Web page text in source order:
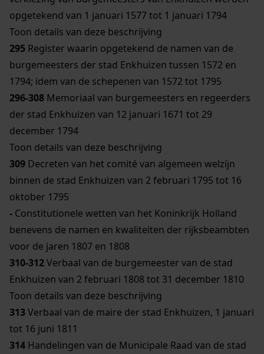
opgetekend van 1 januari 1577 tot 1 januari 1794
Toon details van deze beschrijving
295 Register waarin opgetekend de namen van de
burgemeesters der stad Enkhuizen tussen 1572 en
1794; idem van de schepenen van 1572 tot 1795
296-308 Memoriaal van burgemeesters en regeerders
der stad Enkhuizen van 12 januari 1671 tot 29
december 1794
Toon details van deze beschrijving
309 Decreten van het comité van algemeen welzijn
binnen de stad Enkhuizen van 2 februari 1795 tot 16
oktober 1795
- Constitutionele wetten van het Koninkrijk Holland
benevens de namen en kwaliteiten der rijksbeambten
voor de jaren 1807 en 1808
310-312Verbaal van de burgemeester van de stad
Enkhuizen van 2 februari 1808 tot 31 december 1810
Toon details van deze beschrijving
313Verbaal van de maire der stad Enkhuizen, 1 januari
tot 16 juni 1811
314 Handelingen van de Municipale Raad van de stad